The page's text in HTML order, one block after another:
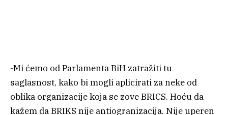
-Mi ćemo od Parlamenta BiH zatražiti tu
saglasnost, kako bi mogli aplicirati za neke od
oblika organizacije koja se zove BRICS. Hoću da
kažem da BRIKS nije antiogranizacija. Nije uperen